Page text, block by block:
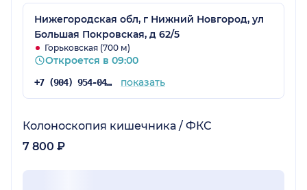
Нижегородская обл, г Нижний Новгород, ул
Большая Покровская, д 62/5
Горьковская (700 м)
Откроется в 09:00
+7 (904) 954-04-36 показать
Колоноскопия кишечника / ФКС
7 800 ₽